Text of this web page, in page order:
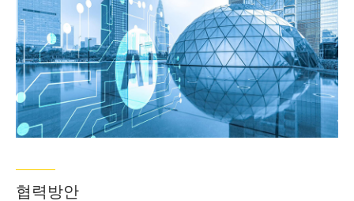
루풋의 전자동 주
사전자현미경 솔
루션을 제공하는
쥐수과기는 핵심
과학기술을 정확
하게 파악하고,
열 전계 방출
Emission) 전자
현미경 시스템의
협력방안